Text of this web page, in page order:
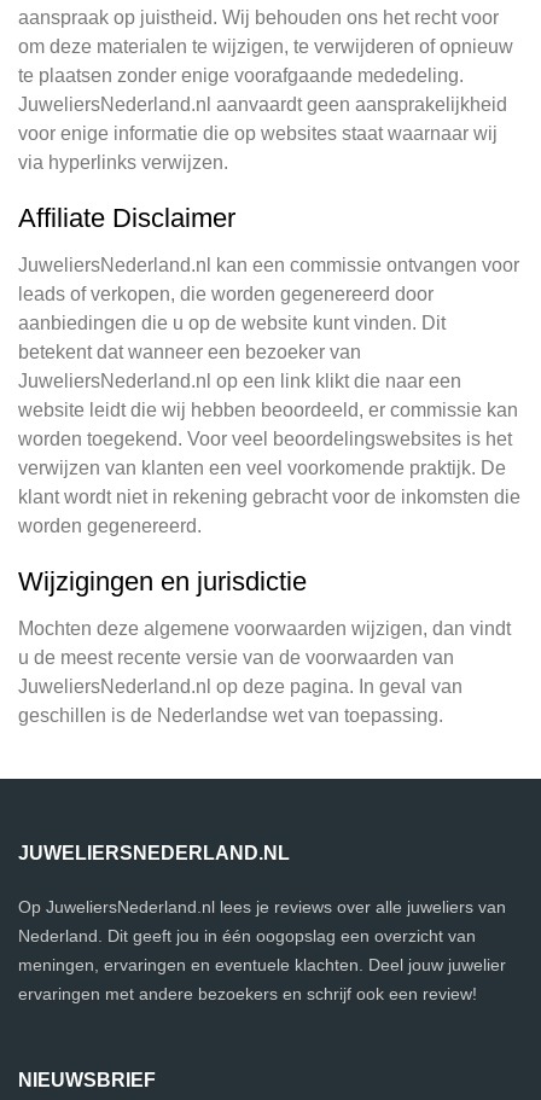
aanspraak op juistheid. Wij behouden ons het recht voor
om deze materialen te wijzigen, te verwijderen of opnieuw
te plaatsen zonder enige voorafgaande mededeling.
JuweliersNederland.nl aanvaardt geen aansprakelijkheid
voor enige informatie die op websites staat waarnaar wij
via hyperlinks verwijzen.
Affiliate Disclaimer
JuweliersNederland.nl kan een commissie ontvangen voor
leads of verkopen, die worden gegenereerd door
aanbiedingen die u op de website kunt vinden. Dit
betekent dat wanneer een bezoeker van
JuweliersNederland.nl op een link klikt die naar een
website leidt die wij hebben beoordeeld, er commissie kan
worden toegekend. Voor veel beoordelingswebsites is het
verwijzen van klanten een veel voorkomende praktijk. De
klant wordt niet in rekening gebracht voor de inkomsten die
worden gegenereerd.
Wijzigingen en jurisdictie
Mochten deze algemene voorwaarden wijzigen, dan vindt
u de meest recente versie van de voorwaarden van
JuweliersNederland.nl op deze pagina. In geval van
geschillen is de Nederlandse wet van toepassing.
JUWELIERSNEDERLAND.NL
Op JuweliersNederland.nl lees je reviews over alle juweliers van
Nederland. Dit geeft jou in één oogopslag een overzicht van
meningen, ervaringen en eventuele klachten. Deel jouw juwelier
ervaringen met andere bezoekers en schrijf ook een review!
NIEUWSBRIEF